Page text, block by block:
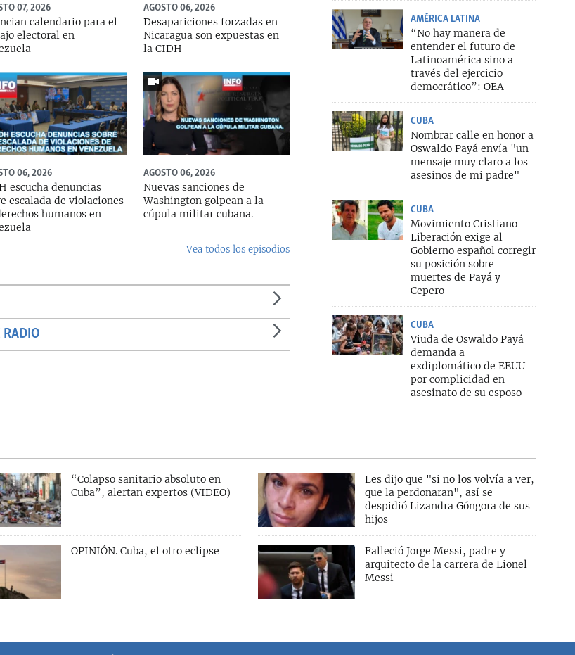
AMÉRICA LATINA
“No hay manera de
entender el futuro de
Latinoamérica sino a
través del ejercicio
democrático”: OEA
CUBA
Nombrar calle en honor a
Oswaldo Payá envía "un
mensaje muy claro a los
asesinos de mi padre"
CUBA
Movimiento Cristiano
Liberación exige al
Gobierno español corregir
su posición sobre
muertes de Payá y
Cepero
CUBA
Viuda de Oswaldo Payá
demanda a
exdiplomático de EEUU
por complicidad en
asesinato de su esposo
07, 2026
calendario para el
electoral en
AGOSTO 06, 2026
Desapariciones forzadas en
Nicaragua son expuestas en
la CIDH
06, 2026
escucha denuncias
escalada de violaciones
humanos en
AGOSTO 06, 2026
Nuevas sanciones de
Washington golpean a la
cúpula militar cubana.
Vea todos los episodios
RADIO
“Colapso sanitario absoluto en
Cuba”, alertan expertos (VIDEO)
Les dijo que "si no los volvía a ver,
que la perdonaran", así se
despidió Lizandra Góngora de sus
hijos
OPINIÓN. Cuba, el otro eclipse
Falleció Jorge Messi, padre y
arquitecto de la carrera de Lionel
Messi